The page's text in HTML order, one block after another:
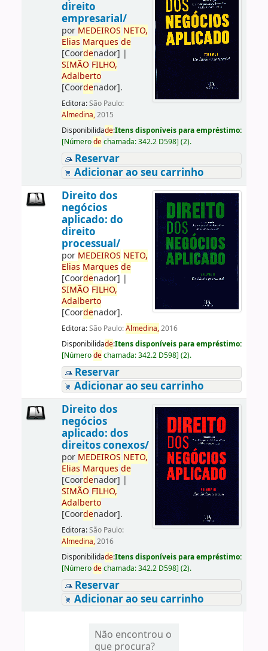
direito
empresarial/
por MEDEIROS NETO,
Elias Marques de
[Coordenador] |
SIMÃO FILHO,
Adalberto
[Coordenador].
Editora:São Paulo:
Almedina,2015
Disponibilidade:Itens disponíveis para empréstimo:
[Númerodechamada:342.2 D598] (2).
Reservar
Adicionar ao seu carrinho
Direito dos
negócios
aplicado: do
direito
processual/
por MEDEIROS NETO,
Elias Marques de
[Coordenador] |
SIMÃO FILHO,
Adalberto
[Coordenador].
Editora:São Paulo:Almedina,2016
Disponibilidade:Itens disponíveis para empréstimo:
[Númerodechamada:342.2 D598] (2).
Reservar
Adicionar ao seu carrinho
Direito dos
negócios
aplicado: dos
direitos conexos/
por MEDEIROS NETO,
Elias Marques de
[Coordenador] |
SIMÃO FILHO,
Adalberto
[Coordenador].
Editora:São Paulo:
Almedina,2016
Disponibilidade:Itens disponíveis para empréstimo:
[Númerodechamada:342.2 D598] (2).
Reservar
Adicionar ao seu carrinho
Não encontrou o
que procura?